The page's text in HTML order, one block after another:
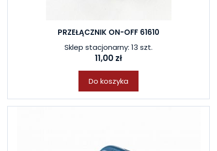
PRZEŁĄCZNIK ON-OFF 61610
Sklep stacjonarny: 13 szt.
11,00 zł
Do koszyka